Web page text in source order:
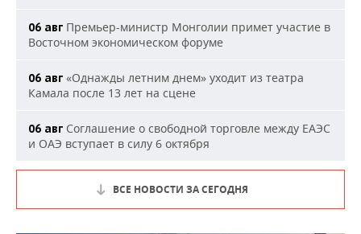
06 авг Премьер-министр Монголии примет участие в
Восточном экономическом форуме
06 авг «Однажды летним днем» уходит из театра
Камала после 13 лет на сцене
06 авг Соглашение о свободной торговле между ЕАЭС
и ОАЭ вступает в силу 6 октября
ВСЕ НОВОСТИ ЗА СЕГОДНЯ